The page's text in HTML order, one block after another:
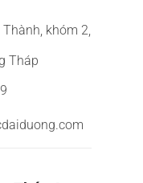
khóm 2,
Tháp